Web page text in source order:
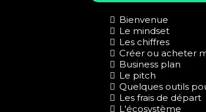
Bienvenue
Le mindset
Les chiffres
Créer ou acheter
Business plan
Le pitch
Quelques outils
Les frais de départ
L'écosystème